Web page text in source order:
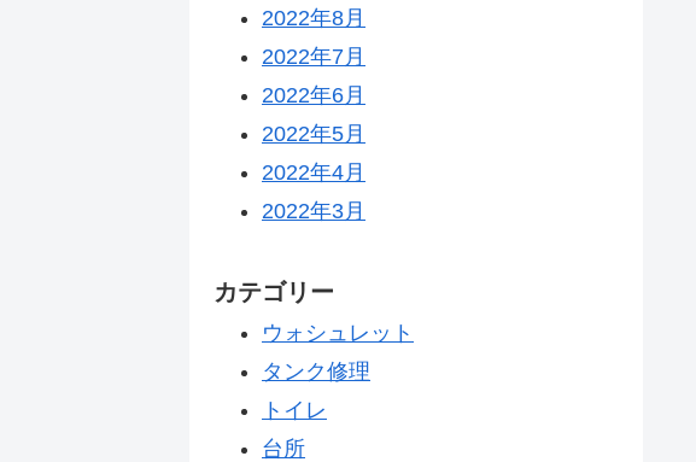
2022年8月
2022年7月
2022年6月
2022年5月
2022年4月
2022年3月
カテゴリー
ウォシュレット
タンク修理
トイレ
台所